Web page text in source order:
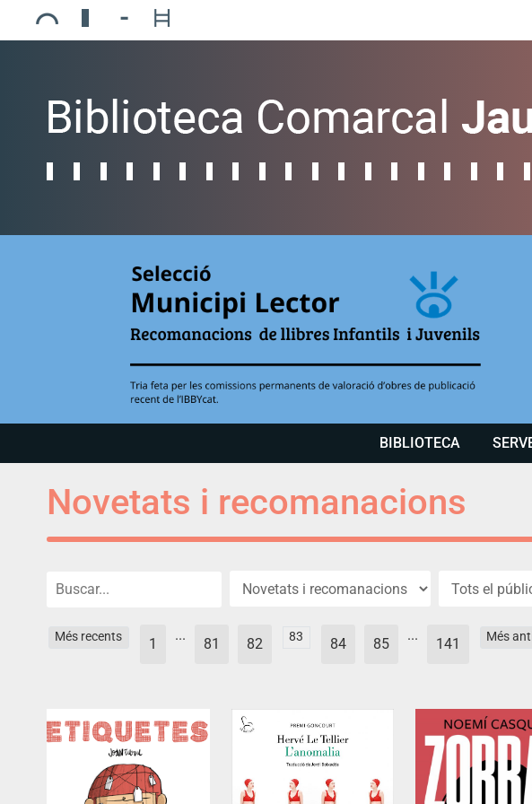
Ajuntament de Mollerussa
Biblioteca Comarcal Jaume Vila
Piscines de Mollerussa
BIBLIOTECA
Novetats i recomanacions
Més recents 1
...
81 82 83 84 85
...
141 Més